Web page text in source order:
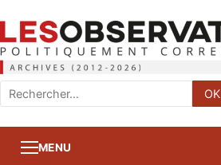
Rechercher
:
OK
MENU